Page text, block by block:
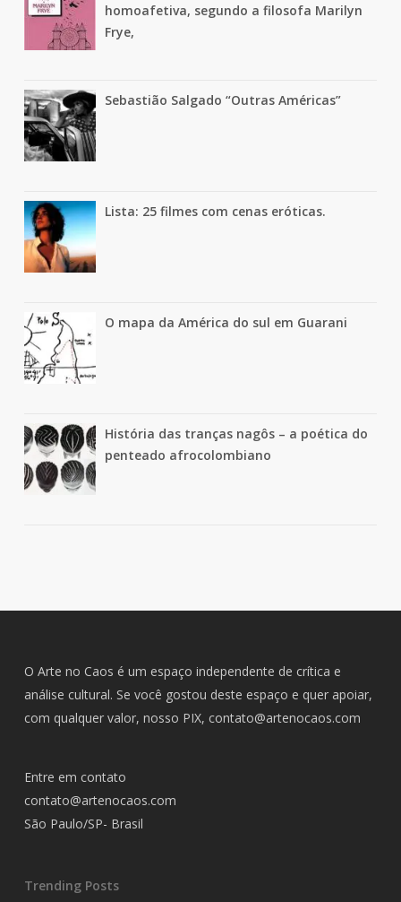
homoafetiva, segundo a filosofa Marilyn
Frye,
Sebastião Salgado “Outras Américas”
Lista: 25 filmes com cenas eróticas.
O mapa da América do sul em Guarani
História das tranças nagôs – a poética do
penteado afrocolombiano
O Arte no Caos é um espaço independente de crítica e
análise cultural. Se você gostou deste espaço e quer apoiar,
com qualquer valor, nosso PIX, contato@artenocaos.com
Entre em contato
contato@artenocaos.com
São Paulo/SP- Brasil
Trending Posts